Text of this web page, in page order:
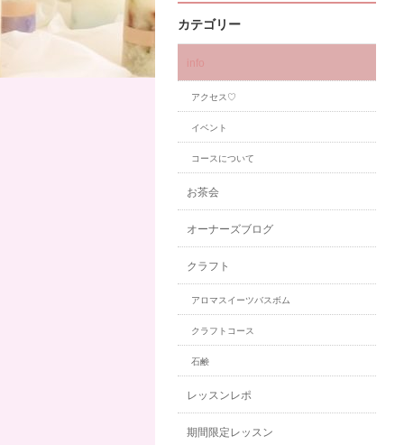
カテゴリー
info
アクセス♡
イベント
コースについて
お茶会
オーナーズブログ
クラフト
アロマスイーツバスボム
クラフトコース
石鹸
レッスンレポ
期間限定レッスン